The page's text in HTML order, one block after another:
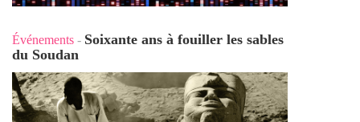
Événements - Soixante ans à fouiller les sables
du Soudan